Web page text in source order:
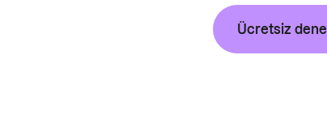
Ücretsiz dene